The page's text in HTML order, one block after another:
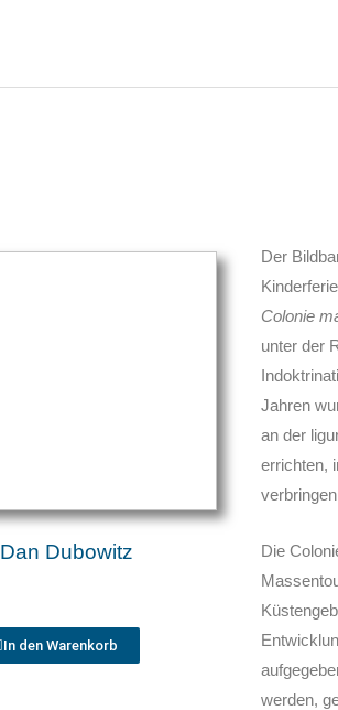
Dan Dubowitz
In den Warenkorb
Der
Colonie
unter der
Jahren
an der
errichten,
Die
werden,